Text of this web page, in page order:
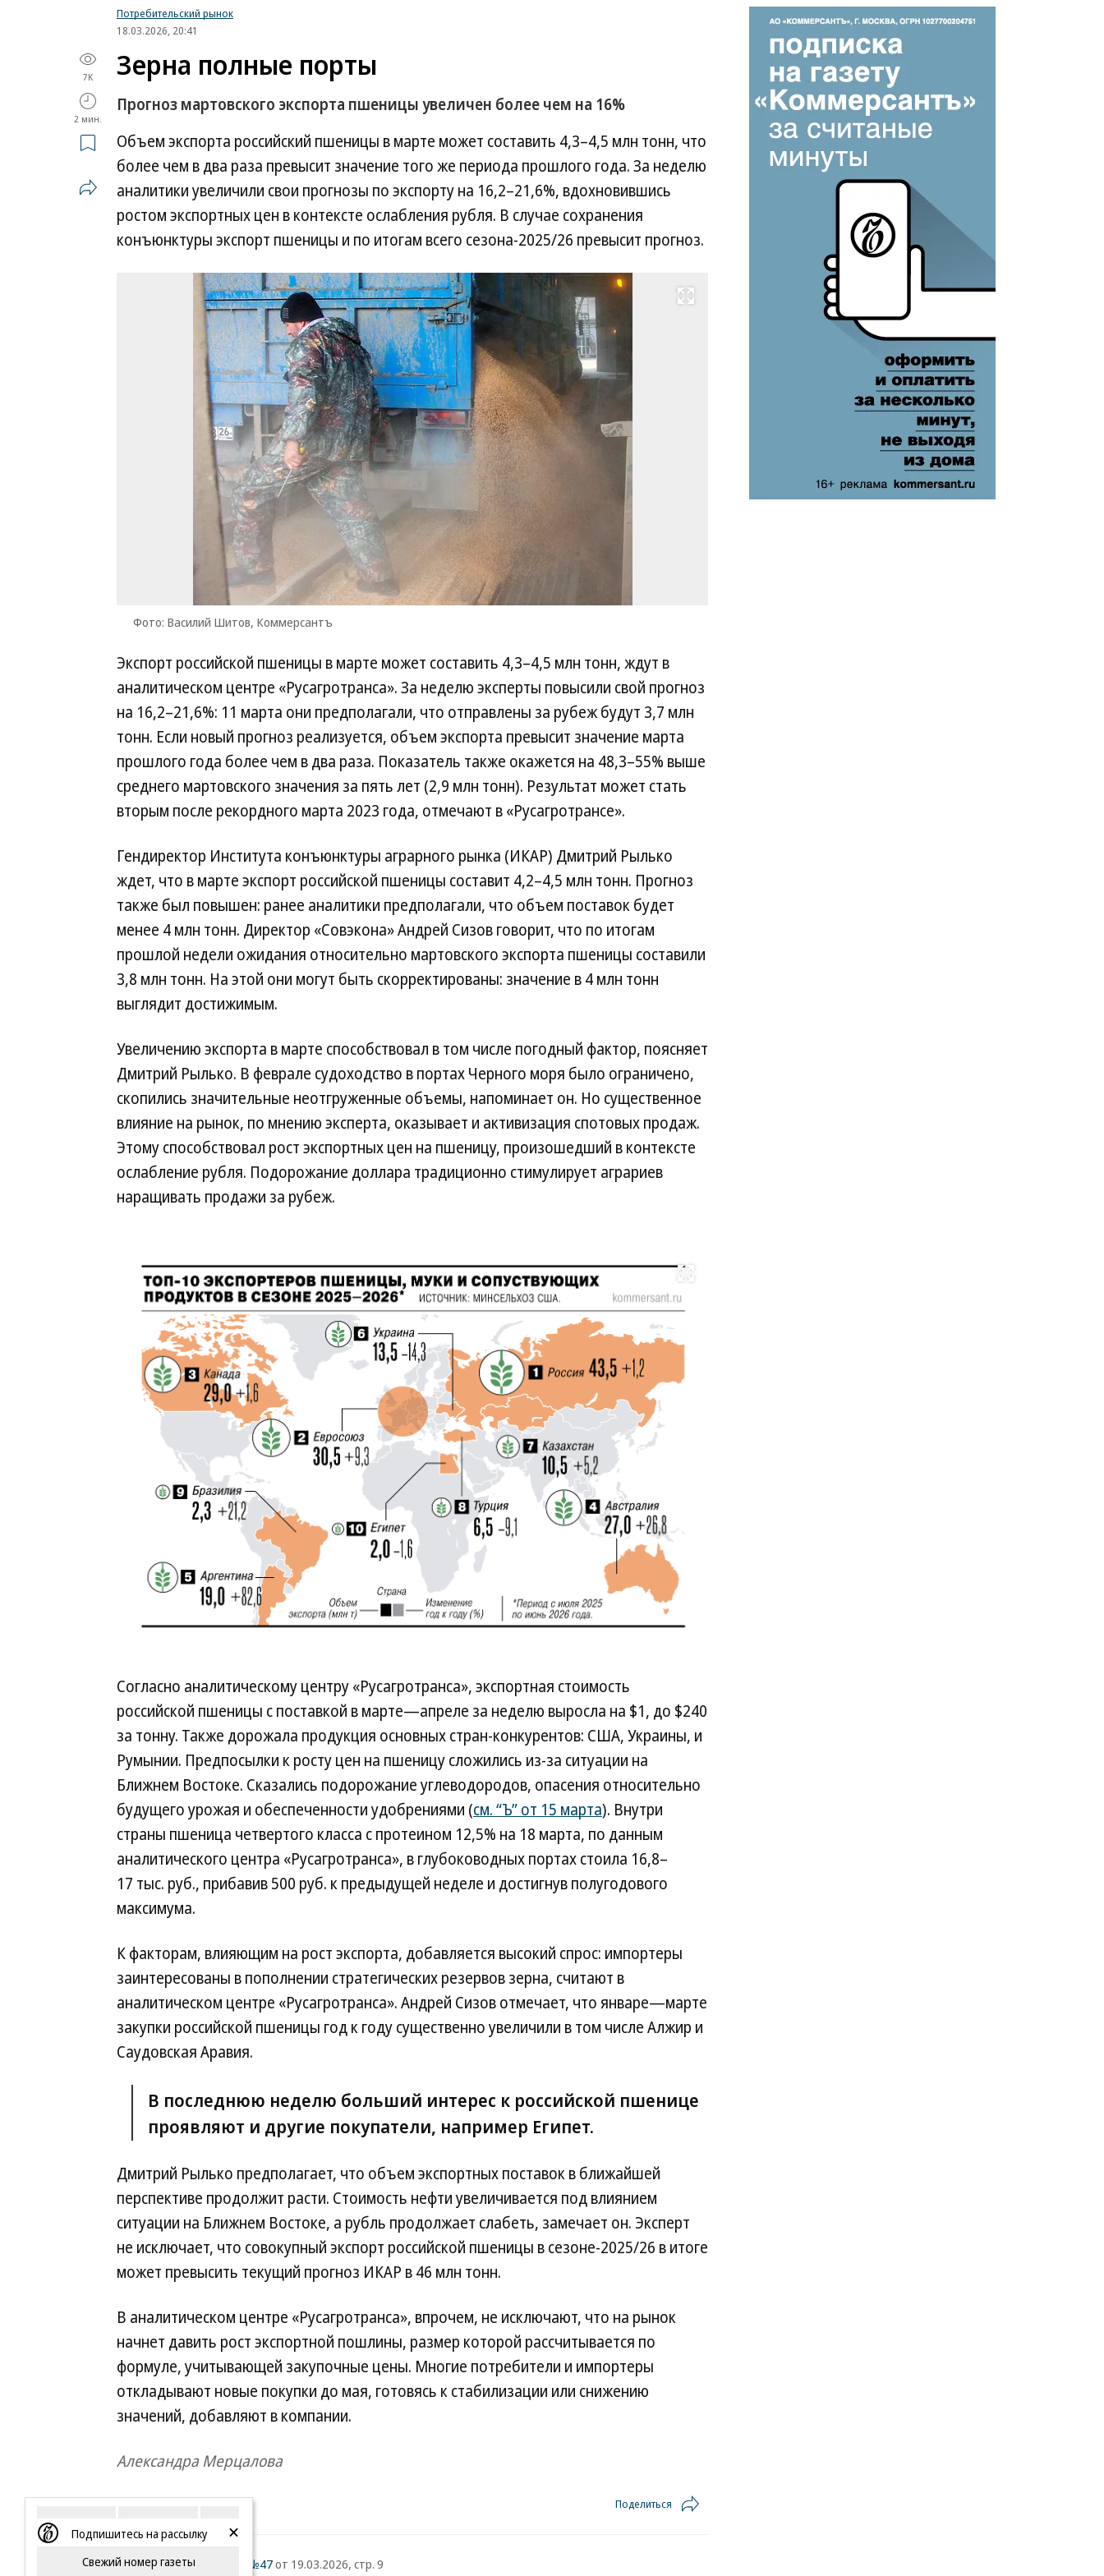
Потребительский рынок
18.03.2026, 20:41
7K
2 мин.
Зерна полные порты
Прогноз мартовского экспорта пшеницы увеличен более чем на 16%
Объем экспорта российский пшеницы в марте может составить 4,3–4,5 млн тонн, что
более чем в два раза превысит значение того же периода прошлого года. За неделю
аналитики увеличили свои прогнозы по экспорту на 16,2–21,6%, вдохновившись
ростом экспортных цен в контексте ослабления рубля. В случае сохранения
конъюнктуры экспорт пшеницы и по итогам всего сезона-2025/26 превысит прогноз.
Развернуть на весь экран
Фото: Василий Шитов, Коммерсантъ
Экспорт российской пшеницы в марте может составить 4,3–4,5 млн тонн, ждут в
аналитическом центре «Русагротранса». За неделю эксперты повысили свой прогноз
на 16,2–21,6%: 11 марта они предполагали, что отправлены за рубеж будут 3,7 млн
тонн. Если новый прогноз реализуется, объем экспорта превысит значение марта
прошлого года более чем в два раза. Показатель также окажется на 48,3–55% выше
среднего мартовского значения за пять лет (2,9 млн тонн). Результат может стать
вторым после рекордного марта 2023 года, отмечают в «Русагротрансе».
Гендиректор Института конъюнктуры аграрного рынка (ИКАР) Дмитрий Рылько
ждет, что в марте экспорт российской пшеницы составит 4,2–4,5 млн тонн. Прогноз
также был повышен: ранее аналитики предполагали, что объем поставок будет
менее 4 млн тонн. Директор «Совэкона» Андрей Сизов говорит, что по итогам
прошлой недели ожидания относительно мартовского экспорта пшеницы составили
3,8 млн тонн. На этой они могут быть скорректированы: значение в 4 млн тонн
выглядит достижимым.
Увеличению экспорта в марте способствовал в том числе погодный фактор, поясняет
Дмитрий Рылько. В феврале судоходство в портах Черного моря было ограничено,
скопились значительные неотгруженные объемы, напоминает он. Но существенное
влияние на рынок, по мнению эксперта, оказывает и активизация спотовых продаж.
Этому способствовал рост экспортных цен на пшеницу, произошедший в контексте
ослабление рубля. Подорожание доллара традиционно стимулирует аграриев
наращивать продажи за рубеж.
Развернуть на весь экран
Согласно аналитическому центру «Русагротранса», экспортная стоимость
российской пшеницы с поставкой в марте—апреле за неделю выросла на $1, до $240
за тонну. Также дорожала продукция основных стран-конкурентов: США, Украины, и
Румынии. Предпосылки к росту цен на пшеницу сложились из-за ситуации на
Ближнем Востоке. Сказались подорожание углеводородов, опасения относительно
будущего урожая и обеспеченности удобрениями (см. “Ъ” от 15 марта). Внутри
страны пшеница четвертого класса с протеином 12,5% на 18 марта, по данным
аналитического центра «Русагротранса», в глубоководных портах стоила 16,8–
17 тыс. руб., прибавив 500 руб. к предыдущей неделе и достигнув полугодового
максимума.
К факторам, влияющим на рост экспорта, добавляется высокий спрос: импортеры
заинтересованы в пополнении стратегических резервов зерна, считают в
аналитическом центре «Русагротранса». Андрей Сизов отмечает, что январе—марте
закупки российской пшеницы год к году существенно увеличили в том числе Алжир и
Саудовская Аравия.
В последнюю неделю больший интерес к российской пшенице
проявляют и другие покупатели, например Египет.
Дмитрий Рылько предполагает, что объем экспортных поставок в ближайшей
перспективе продолжит расти. Стоимость нефти увеличивается под влиянием
ситуации на Ближнем Востоке, а рубль продолжает слабеть, замечает он. Эксперт
не исключает, что совокупный экспорт российской пшеницы в сезоне-2025/26 в итоге
может превысить текущий прогноз ИКАР в 46 млн тонн.
В аналитическом центре «Русагротранса», впрочем, не исключают, что на рынок
начнет давить рост экспортной пошлины, размер которой рассчитывается по
формуле, учитывающей закупочные цены. Многие потребители и импортеры
откладывают новые покупки до мая, готовясь к стабилизации или снижению
значений, добавляют в компании.
Александра Мерцалова
Поделиться
Газета «Коммерсантъ» №47от 19.03.2026, стр. 9
Подпишитесь на рассылку
Свежий номер газеты